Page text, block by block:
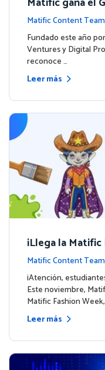
para la
Matific Content Team
entos
Fundado este año
Ventures y Digital
reconoce …
Leer más
¡Llega la
ximo look de
Matific Content Team
entos
¡Atención,
Este noviembre,
Matific Fashion
Leer más